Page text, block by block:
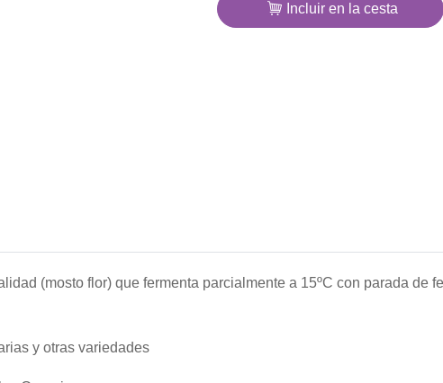
Incluir en la cesta
(mosto flor) que fermenta parcialmente a 15ºC con parada de
y otras variedades